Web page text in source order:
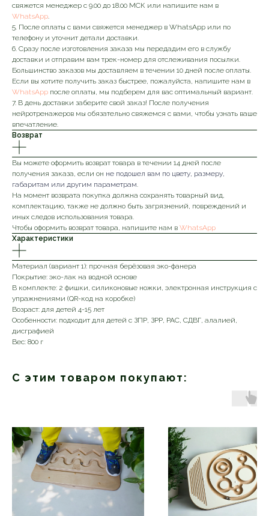
свяжется менеджер с 9.00 до 18.00 МСК или напишите нам в
WhatsApp.
5. После оплаты с вами свяжется менеджер в WhatsApp или по
телефону и уточнит детали доставки.
6. Сразу после изготовления заказа мы передадим его в службу
доставки и отправим вам трек-номер для отслеживания посылки.
Большинство заказов мы доставляем в течении 10 дней после оплаты.
Если вы хотите получить заказ быстрее, пожалуйста, напишите нам в
WhatsApp после оплаты, мы подберем для вас оптимальный вариант.
7. В день доставки заберите свой заказ! После получения
нейротренажеров мы обязательно свяжемся с вами, чтобы узнать ваше
впечатление.
Возврат
Вы можете оформить возврат товара в течении 14 дней после
получения заказа, если он не подошел вам по цвету, размеру,
габаритам или другим параметрам.
На момент возврата покупка должна сохранять товарный вид,
комплектацию, также не должно быть загрязнений, повреждений и
иных следов использования товара.
Чтобы оформить возврат товара, напишите нам в WhatsApp
Характеристики
Материал (вариант 1): прочная берёзовая эко-фанера
Покрытие: эко-лак на водной основе
В комплекте: 2 фишки, силиконовые ножки, электронная инструкция с
упражнениями (QR-код на коробке)
Возраст: для детей 4-15 лет
Особенности: подходит для детей с ЗПР, ЗРР, РАС, СДВГ, алалией,
дисграфией
Вес: 800 г
С этим товаром покупают: